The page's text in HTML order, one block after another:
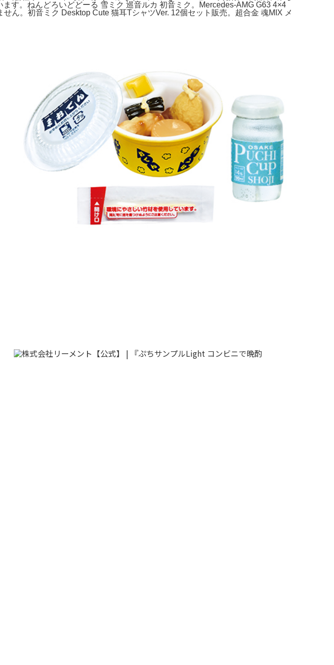
す。ねんどろいどどーる 雪ミク 巡音ルカ 初音ミク。Mercedes-AMG G63 4×4
。初音ミク Desktop Cute 猫耳TシャツVer. 12個セット販売。超合金 魂MIX メ